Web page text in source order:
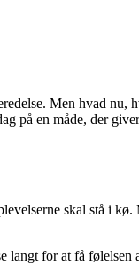
Men hvad
på en måde, der
skal stå i
for at få